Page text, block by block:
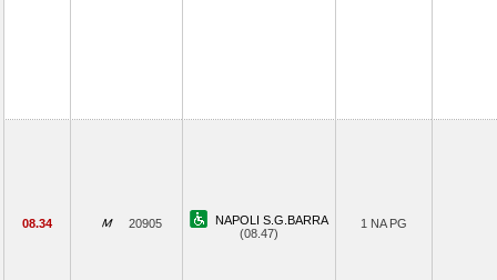
08.34 20905
NAPOLI S.G.BARRA
(08.47)
1 NA PG